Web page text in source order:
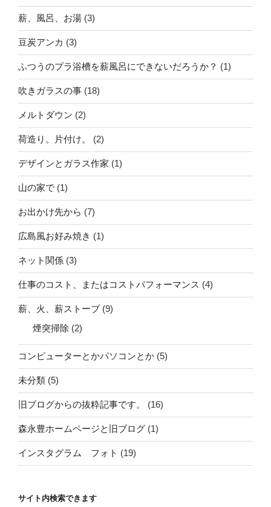
薪、風呂、お湯 (3)
豆炭アンカ (3)
ふつうのプラ浴槽を薪風呂にできないだろうか？ (1)
吹きガラスの事 (18)
メルトダウン (2)
荷造り。片付け。 (2)
デザインとガラス作家 (1)
山の家で (1)
お出かけ先から (7)
広島風お好み焼き (1)
ネット関係 (3)
仕事のコスト、またはコストパフォーマンス (4)
薪、火、薪ストーブ (9)
煙突掃除 (2)
コンピューターとかパソコンとか (5)
未分類 (5)
旧ブログからの抜粋記事です。 (16)
森永豊ホームページと旧ブログ (1)
インスタグラム フォト (19)
サイト内検索できます